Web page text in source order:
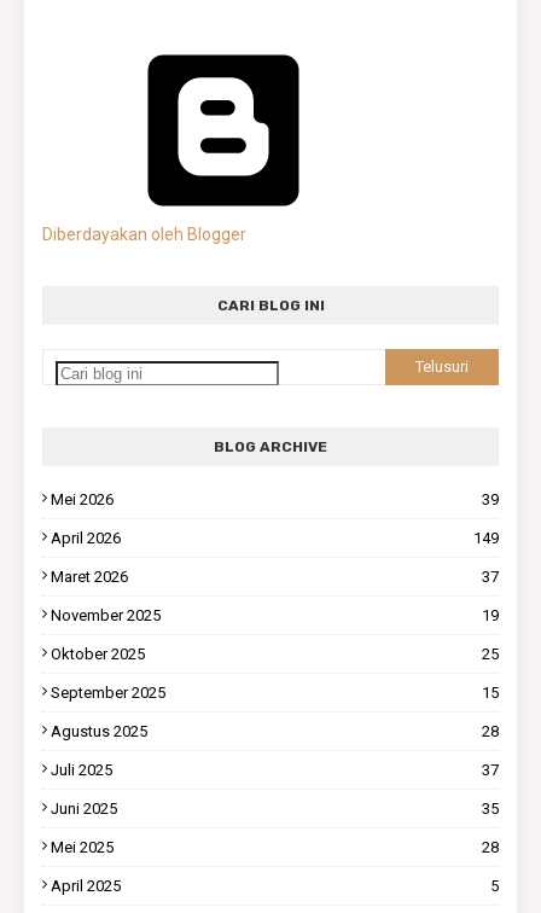
Diberdayakan oleh Blogger
CARI BLOG INI
BLOG ARCHIVE
Mei 2026 39
April 2026 149
Maret 2026 37
November 2025 19
Oktober 2025 25
September 2025 15
Agustus 2025 28
Juli 2025 37
Juni 2025 35
Mei 2025 28
April 2025 5